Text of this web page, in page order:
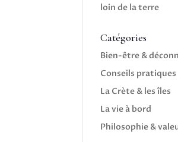
loin de la terre
Catégories
Bien-être &
Conseils pratiques
La Crète & les îles
La vie à bord
Philosophie &